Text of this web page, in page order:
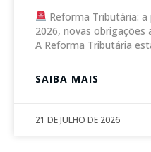
Reforma Tributária:
2026, novas obrigações
A Reforma Tributária
SAIBA MAIS
21 DE JULHO DE 2026